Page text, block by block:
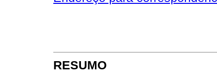
RESUMO